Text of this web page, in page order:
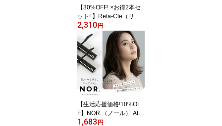
【30%OFF! ×お得2本セ
ット! 】Rela-Cle（リラ
クレ）FRH クレンジング
ホワイトゲル 500g クレ
ンジングジェル 毛穴 化
粧水いらず マツエクOK
大容量
2,310円
【生活応援価格!10%OF
F】NOR.（ノール） AIR
FITMASCARA（エアフ
1,683円